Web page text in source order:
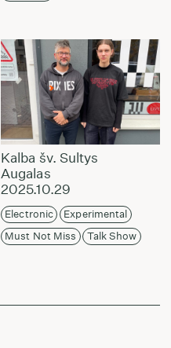
Kalba šv. Sultys
Augalas
2025.10.29
Electronic
Experimental
Must Not Miss
Talk Show